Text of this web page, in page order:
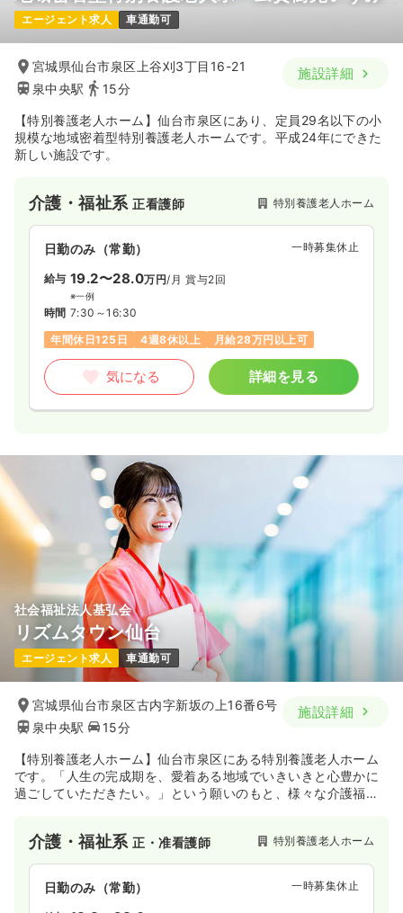
エージェント求人 車通勤可
宮城県仙台市泉区上谷刈3丁目16-21
泉中央駅
15分
施設詳細
【特別養護老人ホーム】仙台市泉区にあり、定員29名以下の小
規模な地域密着型特別養護老人ホームです。平成24年にできた
新しい施設です。
介護・福祉系正看護師 特別養護老人ホーム
日勤のみ（常勤） 一時募集休止
給与 19.2〜28.0万円/月 賞与2回
※一例
時間 7:30～16:30
年間休日125日
4週8休以上 月給28万円以上可
気になる 詳細を見る
社会福祉法人基弘会
リズムタウン仙台
エージェント求人 車通勤可
宮城県仙台市泉区古内字新坂の上16番6号
泉中央駅
15分
施設詳細
【特別養護老人ホーム】仙台市泉区にある特別養護老人ホーム
です。「人生の完成期を、愛着ある地域でいきいきと心豊かに
過ごしていただきたい。」という願いのもと、様々な介護福祉
居宅介護・ショートステイ」のサービス展開をしています。
また、診療所も備えており、当法人の施設をご利用の方の健康
を見守るためのステーションの役割をしております。定期的に
内科や歯科医師の巡回があり、診療やリハビリを行うほか、健
介護・福祉系正・准看護師 特別養護老人ホーム
日勤のみ（常勤） 一時募集休止